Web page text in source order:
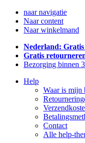
naar navigatie
Naar content
Naar winkelmand
Nederland:
Gratis
Bezorging binnen
Help
Waar is mijn
Contact
Alle help-